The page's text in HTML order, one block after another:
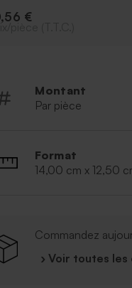
€
Montant
Par pièce
Format
14,00 cm x 12,50
Commandez
› Voir toutes